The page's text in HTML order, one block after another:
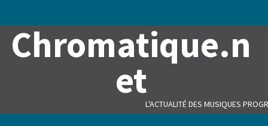
Chromatique.n
et
L'ACTUALITÉ DES MUSIQUES